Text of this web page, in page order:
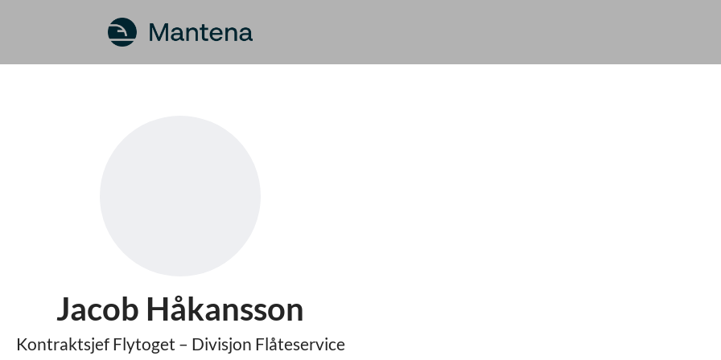
Jacob Håkansson
Kontraktsjef Flytoget – Divisjon Flåteservice